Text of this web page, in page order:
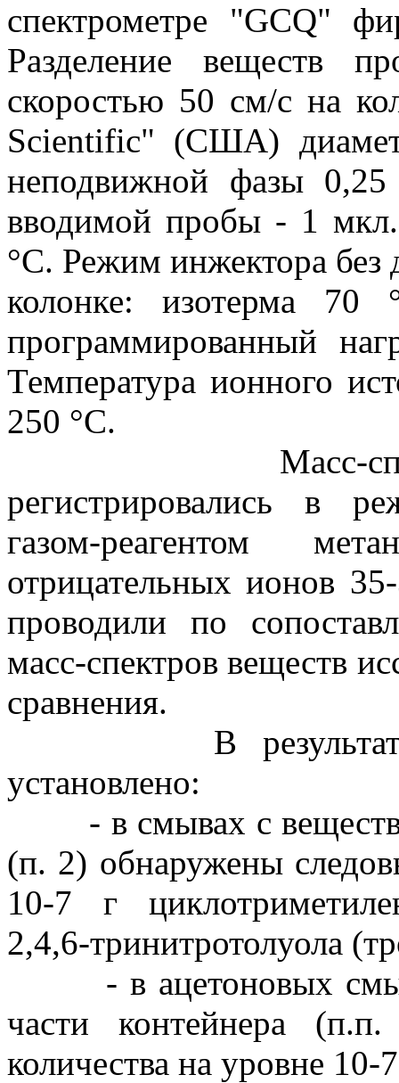
спектрометре
Разделение веществ
скоростью 50 см/с на
Scientific" (США)
неподвижной фазы
вводимой пробы - 1
°С. Режим инжектора без
колонке: изотерма
программированный
Температура ионного
250 °С.
Масс-спектры
регистрировались в
газом-реагентом
отрицательных ионов
проводили по
масс-спектров веществ
сравнения.
В результате
установлено:
- в смывах с
(п. 2) обнаружены
10-7 г
2,4,6-тринитротолуола
- в ацетоновых
части контейнера
количества на уровне 10-